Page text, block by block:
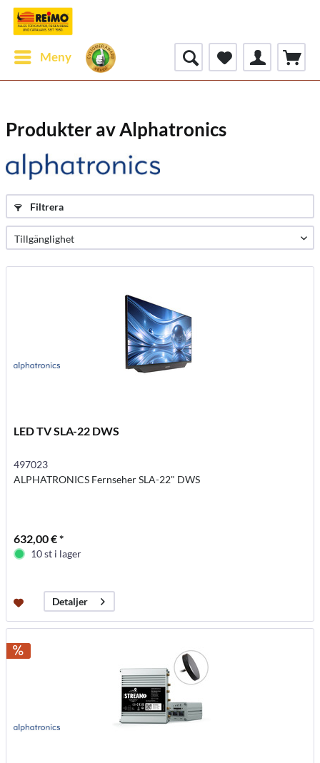
Meny
Produkter av Alphatronics
Filtrera
LED TV SLA-22 DWS
497023
ALPHATRONICS Fernseher SLA-22" DWS
632,00 € *
10 st i lager
Detaljer